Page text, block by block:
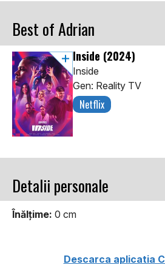
Best of Adrian
Inside (2024)
Inside
Gen: Reality TV
Netflix
Detalii personale
Înălţime: 0 cm
Descarca aplicatia